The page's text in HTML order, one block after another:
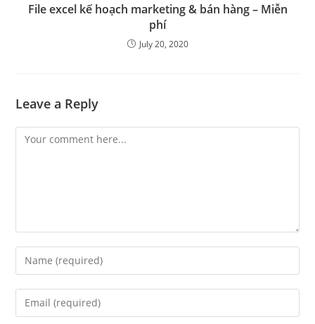
File excel kế hoạch marketing & bán hàng – Miễn
phí
July 20, 2020
Leave a Reply
Comment
Enter
your
name
Enter
your